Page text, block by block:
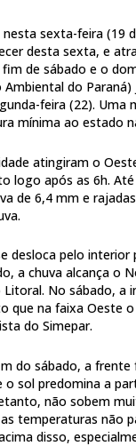
sexta-feira (19
desta sexta, e
de sábado e o
do
feira (22). Uma
mínima ao estado
atingiram o
logo após as 6h.
de 6,4 mm e
desloca pelo
a chuva alcança o
No sábado, a
que na faixa Oeste
do Simepar.
do sábado, a
o sol predomina a
não sobem
temperaturas não
disso,